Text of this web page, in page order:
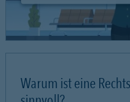
Warum ist eine